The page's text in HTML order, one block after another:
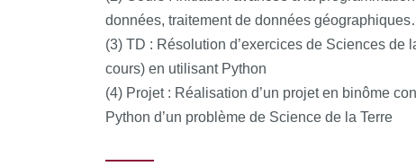
données, traitement de données
(3) TD : Résolution d’exercices de Sciences de
cours) en utilisant Python
(4) Projet : Réalisation d’un projet en binôme
Python d’un problème de Science de la Terre